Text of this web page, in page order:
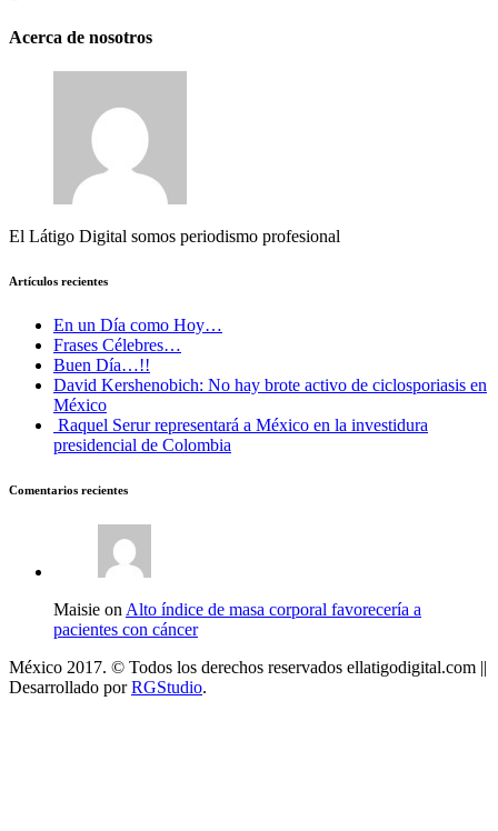
Acerca de nosotros
El Látigo Digital somos periodismo profesional
Artículos recientes
En un Día como Hoy…
Frases Célebres…
Buen Día…!!
David Kershenobich: No hay brote activo de ciclosporiasis en
México
Raquel Serur representará a México en la investidura
presidencial de Colombia
Comentarios recientes
Maisie on Alto índice de masa corporal favorecería a
pacientes con cáncer
México 2017. © Todos los derechos reservados ellatigodigital.com ||
Desarrollado porRGStudio.